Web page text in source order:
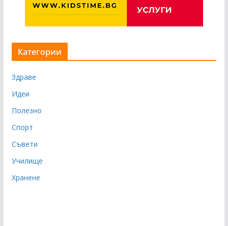
Категории
Здраве
Идеи
Полезно
Спорт
Съвети
Училище
Хранене